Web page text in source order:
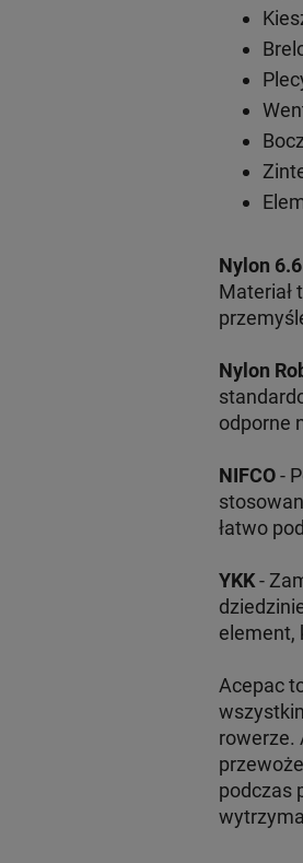
Nylon 6.6
Materiał
Nylon
odporne
NIFCO-
łatwo
YKK-
element,
Acepac
rowerze.
podczas